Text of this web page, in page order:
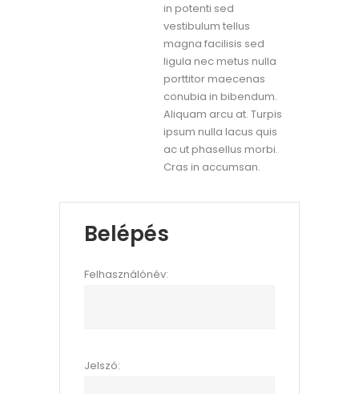
in potenti sed
vestibulum tellus
magna facilisis sed
ligula nec metus nulla
porttitor maecenas
conubia in bibendum.
Aliquam arcu at. Turpis
ipsum nulla lacus quis
ac ut phasellus morbi.
Cras in accumsan.
Belépés
Felhasználónév:
Jelszó: